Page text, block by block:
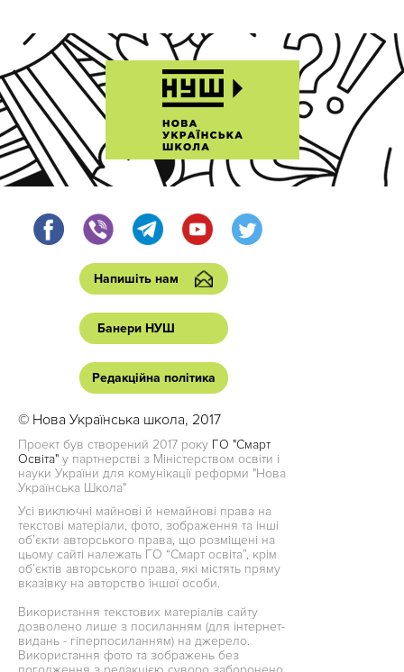
Напишіть нам
Банери НУШ
Редакційна політика
© Нова Українська школа, 2017
Проект був створений 2017 року ГО "Смарт
Освіта" у партнерстві з Міністерством освіти і
науки України для комунікації реформи "Нова
Українська Школа"
Усі виключні майнові й немайнові права на
текстові матеріали, фото, зображення та інші
об’єкти авторського права, що розміщені на
цьому сайті належать ГО “Смарт освіта”, крім
об’єктів авторського права, які містять пряму
вказівку на авторство іншої особи.
Використання текстових матеріалів сайту
дозволено лише з посиланням (для інтернет-
видань - гіперпосиланням) на джерело.
Використання фото та зображень без